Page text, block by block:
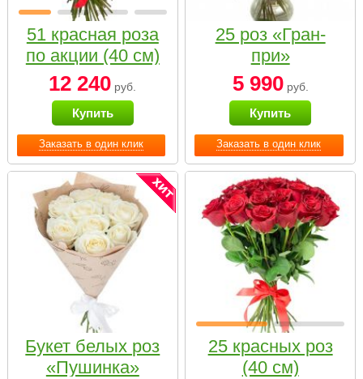
Заказать в один клик
51 красная роза
по акции (40 см)
12 240 руб.
Купить
Заказать в один клик
25 роз «Гран-
при»
5 990руб.
Купить
Букет белых роз
«Пушинка»
25 красных роз
(40 см)